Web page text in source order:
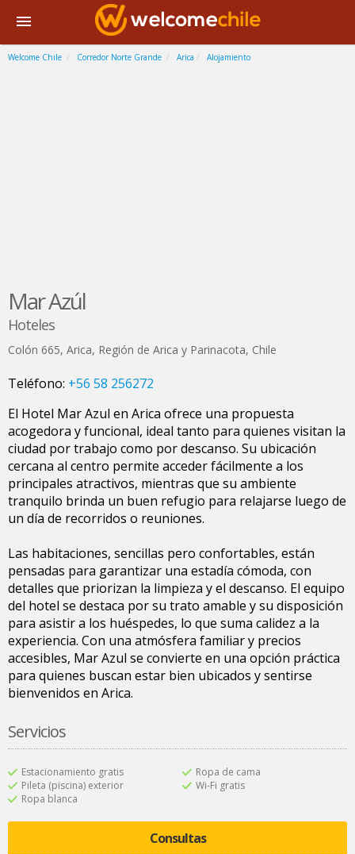
Welcome Chile Corredor Norte Grande Arica Alojamiento
Mar Azúl
Hoteles
Colón 665, Arica, Región de Arica y Parinacota, Chile
Teléfono: +56 58 256272
El Hotel Mar Azul en Arica ofrece una propuesta
acogedora y funcional, ideal tanto para quienes visitan la
ciudad por trabajo como por descanso. Su ubicación
cercana al centro permite acceder fácilmente a los
principales atractivos, mientras que su ambiente
tranquilo brinda un buen refugio para relajarse luego de
un día de recorridos o reuniones.
Las habitaciones, sencillas pero confortables, están
pensadas para garantizar una estadía cómoda, con
detalles que priorizan la limpieza y el descanso. El equipo
del hotel se destaca por su trato amable y su disposición
para asistir a los huéspedes, lo que suma calidez a la
experiencia. Con una atmósfera familiar y precios
accesibles, Mar Azul se convierte en una opción práctica
para quienes buscan estar bien ubicados y sentirse
bienvenidos en Arica.
Servicios
Estacionamiento gratis
Pileta (piscina) exterior
Ropa blanca
Ropa de cama
Wi-Fi gratis
Consultas